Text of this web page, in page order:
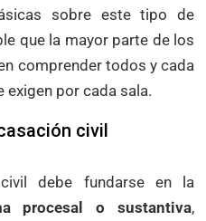
sobre este tipo de
que la mayor parte de los
comprender todos y cada
exigen por cada sala.
civil
debe fundarse en la
procesal o sustantiva,